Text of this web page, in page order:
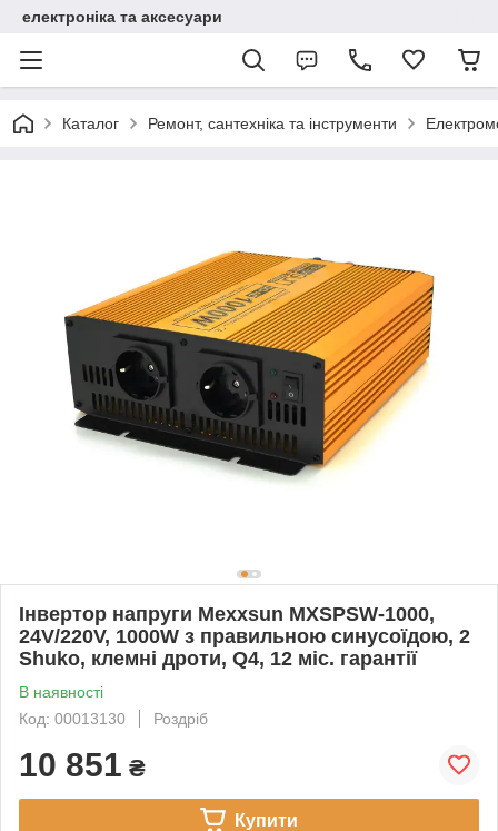
електроніка та аксесуари
Каталог Ремонт, сантехніка та інструменти
Інвертор напруги Mexxsun MXSPSW-1000,
24V/220V, 1000W з правильною синусоїдою, 2
Shuko, клемні дроти, Q4, 12 міс. гарантії
В наявності
Код: 00013130
Роздріб
10 851 ₴
Купити